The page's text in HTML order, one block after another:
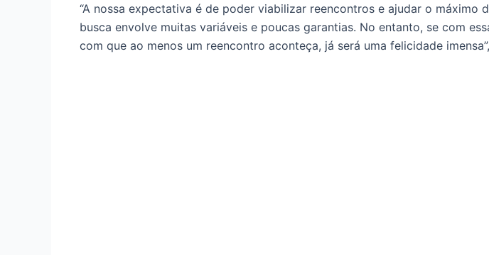
“A nossa expectativa é de poder viabilizar reencontros e ajudar o
busca envolve muitas variáveis e poucas garantias. No entanto, se com
com que ao menos um reencontro aconteça, já será uma felicidade